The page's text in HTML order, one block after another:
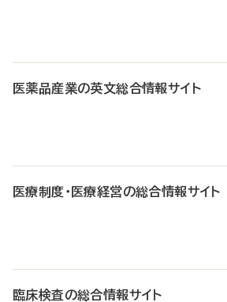
医薬品産業の英文総合情報サイト
医療制度・医療経営の総合情報サイト
臨床検査の総合情報サイト